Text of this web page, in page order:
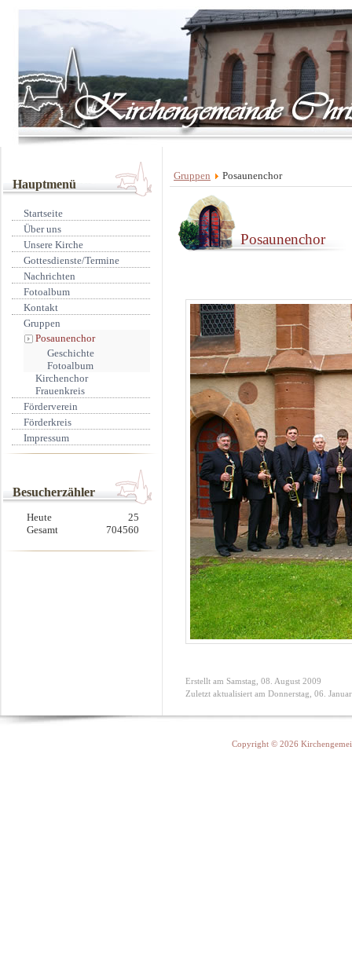
Hauptmenü
Startseite
Über uns
Unsere Kirche
Gottesdienste/Termine
Nachrichten
Fotoalbum
Kontakt
Gruppen
Posaunenchor
Geschichte
Fotoalbum
Kirchenchor
Frauenkreis
Förderverein
Förderkreis
Impressum
Besucherzähler
Heute
25
Gesamt
704560
Gruppen Posaunenchor
Posaunenchor
Erstellt am Samstag, 08. August 2009
Zuletzt aktualisiert am Donnerstag, 06.
Copyright © 2026